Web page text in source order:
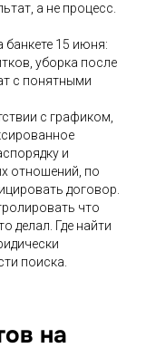
а не процесс.
банкете 15 июня:
уборка после
с понятными
с графиком,
и
отношений, по
договор.
что
делал. Где найти
поиска.
на